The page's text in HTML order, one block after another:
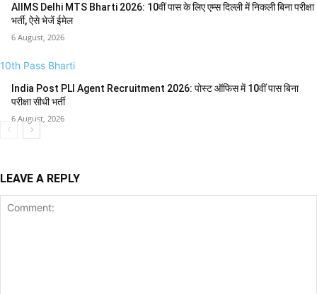
AIIMS Delhi MTS Bharti 2026: 10वीं पास के लिए एम्स दिल्ली में निकली बिना परीक्षा
भर्ती, ऐसे भेजें ईमेल
6 August, 2026
10th Pass Bharti
India Post PLI Agent Recruitment 2026: पोस्ट ऑफिस में 10वीं पास बिना
परीक्षा सीधी भर्ती
6 August, 2026
LEAVE A REPLY